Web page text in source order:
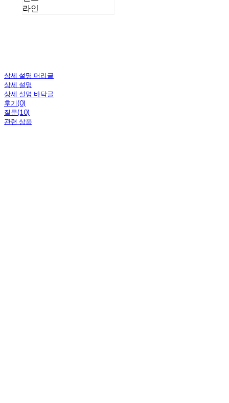
라인
상세 설명 머리글
상세 설명
상세 설명 바닥글
후기(0)
질문(10)
관련 상품